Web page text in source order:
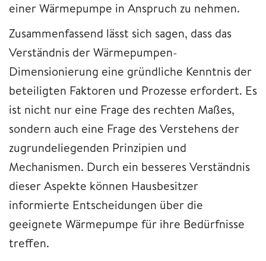
einer Wärmepumpe in Anspruch zu nehmen.
Zusammenfassend lässt sich sagen, dass das
Verständnis der Wärmepumpen-
Dimensionierung eine gründliche Kenntnis der
beteiligten Faktoren und Prozesse erfordert. Es
ist nicht nur eine Frage des rechten Maßes,
sondern auch eine Frage des Verstehens der
zugrundeliegenden Prinzipien und
Mechanismen. Durch ein besseres Verständnis
dieser Aspekte können Hausbesitzer
informierte Entscheidungen über die
geeignete Wärmepumpe für ihre Bedürfnisse
treffen.